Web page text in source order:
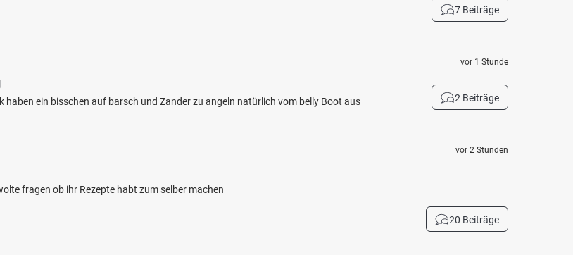
7 Beiträge
ein bisschen auf barsch und Zander zu angeln natürlich vom belly Boot aus
vor 1 Stunde
2 Beiträge
fragen ob ihr Rezepte habt zum selber machen
vor 2 Stunden
20 Beiträge